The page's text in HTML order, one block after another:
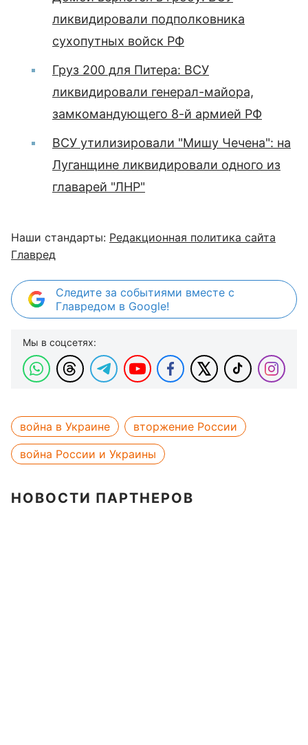
ликвидировали подполковника
сухопутных войск РФ
Груз 200 для Питера: ВСУ
ликвидировали генерал-майора,
замкомандующего 8-й армией РФ
ВСУ утилизировали "Мишу Чечена": на
Луганщине ликвидировали одного из
главарей "ЛНР"
Наши стандарты: Редакционная политика сайта
Главред
Следите за событиями вместе с
Главредом в Google!
Мы в соцсетях:
война в Украине
вторжение России
война России и Украины
НОВОСТИ ПАРТНЕРОВ